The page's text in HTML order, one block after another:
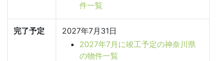
件一覧
完了予定
2027年7月31日
2027年7月に竣工予定の神奈川県
の物件一覧